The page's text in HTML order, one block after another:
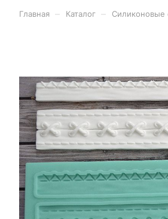
Главная Каталог